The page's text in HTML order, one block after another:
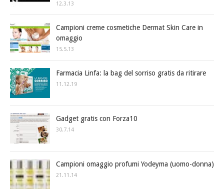
12.3.13
Campioni creme cosmetiche Dermat Skin Care in
omaggio
15.5.13
Farmacia Linfa: la bag del sorriso gratis da ritirare
11.12.19
Gadget gratis con Forza10
30.7.14
Campioni omaggio profumi Yodeyma (uomo-donna)
21.11.14